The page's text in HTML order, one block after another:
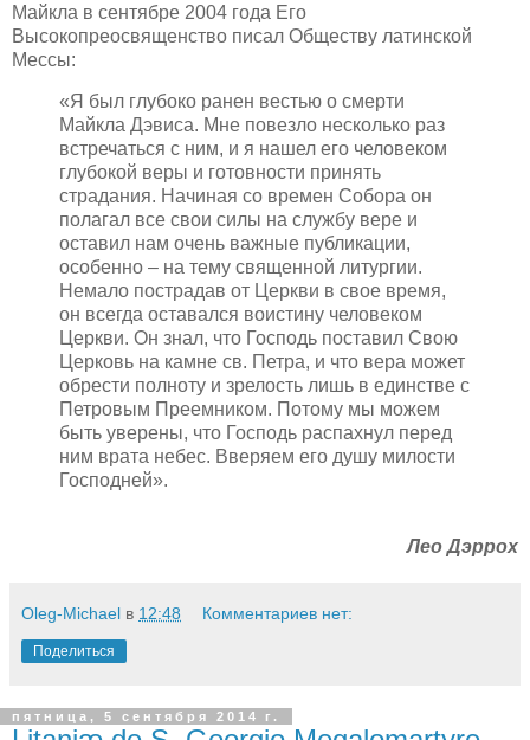
Майкла в сентябре 2004 года Его
Высокопреосвященство писал Обществу латинской
Мессы:
«Я был глубоко ранен вестью о смерти
Майкла Дэвиса. Мне повезло несколько раз
встречаться с ним, и я нашел его человеком
глубокой веры и готовности принять
страдания. Начиная со времен Собора он
полагал все свои силы на службу вере и
оставил нам очень важные публикации,
особенно – на тему священной литургии.
Немало пострадав от Церкви в свое время,
он всегда оставался воистину человеком
Церкви. Он знал, что Господь поставил Свою
Церковь на камне св. Петра, и что вера может
обрести полноту и зрелость лишь в единстве с
Петровым Преемником. Потому мы можем
быть уверены, что Господь распахнул перед
ним врата небес. Вверяем его душу милости
Господней».
Лео Дэррох
Oleg-Michael в 12:48 Комментариев нет:
Поделиться
пятница, 5 сентября 2014 г.